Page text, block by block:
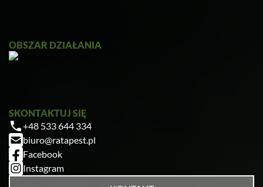
Zrobiłem/am już coś sam/a przed zabiegiem
— pomogłem czy zaszkodziłem?
OBSZAR DZIAŁANIA
SKONTAKTUJ SIĘ
+48 533 644 334
biuro@ratapest.pl
Facebook
Instagram